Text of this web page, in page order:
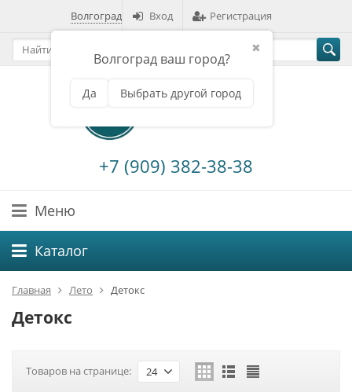
Волгоград
✖
Волгоград ваш город?
Да Выбрать другой город
Вход Регистрация
+7 (909) 382-38-38
Меню
Каталог
Главная Лето Детокс
Детокс
Товаров на странице: 24